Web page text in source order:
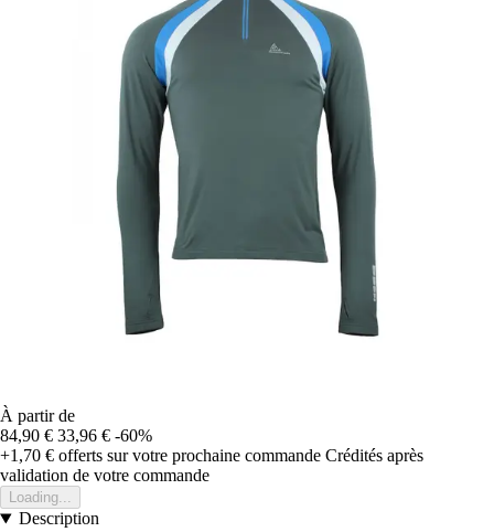
À partir de
84,90 € 33,96 € -60%
+1,70 € offerts sur votre prochaine commande Crédités après
validation de votre commande
Loading...
Description